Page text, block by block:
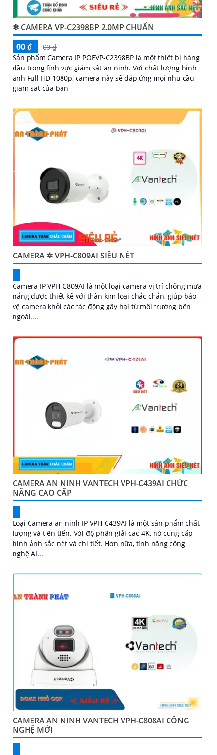
❇ CAMERA VP-C2398BP 2.0MP CHUẨN
00 ₫
00 ₫
Sản phẩm Camera IP POEVP-C2398BP là một thiết bị hàng
đầu trong lĩnh vực giám sát an ninh. Với chất lượng hình
ảnh Full HD 1080p, camera này sẽ đáp ứng mọi nhu cầu
giám sát của bạn
CAMERA ✲ VPH-C809AI SIÊU NÉT
Camera IP VPH-C809AI là một loại camera vị trí chống mưa
nắng được thiết kế với thân kim loại chắc chắn, giúp bảo
vệ camera khỏi các tác động gây hại từ môi trường bên
ngoài....
CAMERA AN NINH VANTECH VPH-C439AI CHỨC
NĂNG CAO CẤP
Loại Camera an ninh IP VPH-C439AI là một sản phẩm chất
lượng và tiên tiến. Với độ phân giải cao 4K, nó cung cấp
hình ảnh sắc nét và chi tiết. Hơn nữa, tính năng công
nghệ AI...
CAMERA AN NINH VANTECH VPH-C808AI CÔNG
NGHỆ MỚI